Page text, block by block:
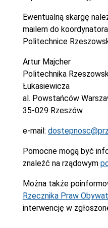
Ewentualną skargę
mailem do
Politechnice
Artur Majcher
Politechnika
Łukasiewicza
al. Powstańców
35-029 Rzeszów
e-mail:
Pomocne mogą być
znaleźć na rządowym
Można także
Rzecznika Praw
interwencję w